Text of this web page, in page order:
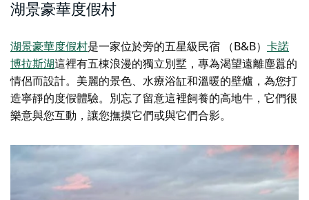
湖景豪華度假村
湖景豪華度假村是一家位於旁的五星級民宿 （B&B） 卡諾
博拉斯湖這裡有五棟浪漫的獨立別墅，專為渴望遠離塵囂的
情侶而設計。美麗的景色、水療浴缸和溫暖的壁爐，為您打
造寧靜的度假體驗。別忘了留意這裡飼養的高地牛，它們很
樂意與您互動，讓您撫摸它們或與它們合影。